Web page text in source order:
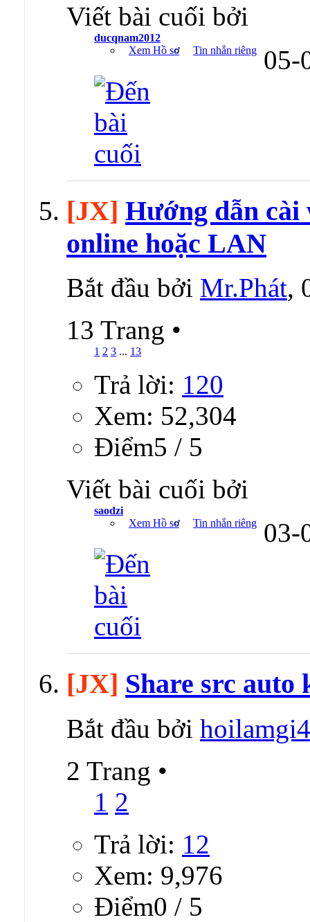
Viết bài cuối bởi
ducqnam2012
Xem Hồ sơ
Tin nhắn riêng 05-
[JX] Hướng dẫn cài
online hoặc LAN
Bắt đầu bởi Mr.Phát,
13 Trang •
1 2 3 ... 13
Trả lời: 120
Xem: 52,304
Ðiểm5 / 5
Viết bài cuối bởi
saodzi
Xem Hồ sơ
Tin nhắn riêng 03-
[JX] Share src
Bắt đầu bởi
2 Trang •
1 2
Trả lời: 12
Xem: 9,976
Ðiểm0 / 5